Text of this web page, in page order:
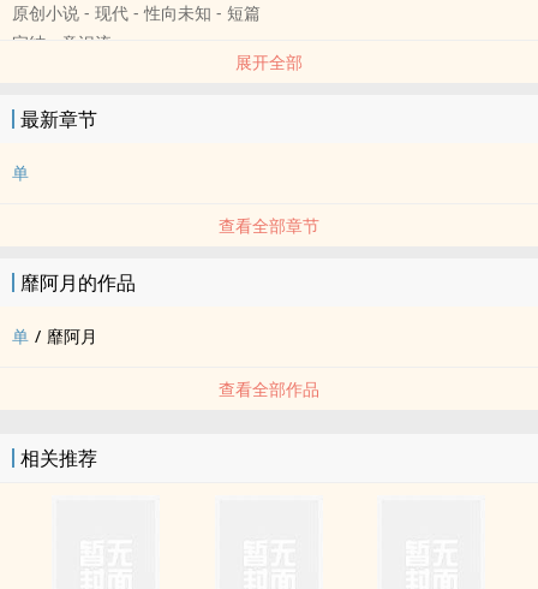
原创小说 - 现代 - 性向未知 - 短篇
完结 - 意识流
展开全部
最新章节
单
查看全部章节
靡阿月的作品
单 / 靡阿月
查看全部作品
相关推荐